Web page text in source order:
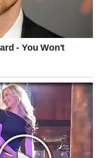
kontroli ili strahu –
dalje bez gorčine.
internet ili potpuno
koja vas inspiriše,
ali sada sa jasnim